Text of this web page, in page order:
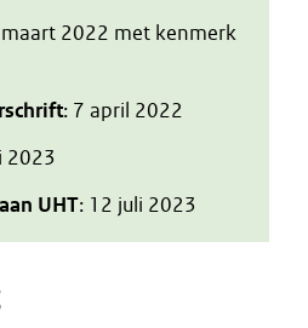
2022 met kenmerk
: 7 april 2022
2023
UHT: 12 juli 2023